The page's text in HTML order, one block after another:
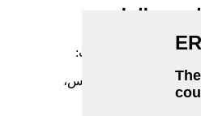
الذاتي
في العديد من الصناعات:
وتركيب ألواح الجبس،